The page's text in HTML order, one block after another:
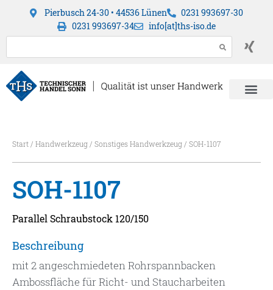
Pierbusch 24-30 • 44536 Lünen
0231 993697-30
0231 993697-34
info[at]ths-iso.de
Start/ Handwerkzeug/ Sonstiges Handwerkzeug/ SOH-1107
SOH-1107
Parallel Schraubstock 120/150
Beschreibung
mit 2 angeschmiedeten Rohrspannbacken
Ambossfläche für Richt- und Staucharbeiten